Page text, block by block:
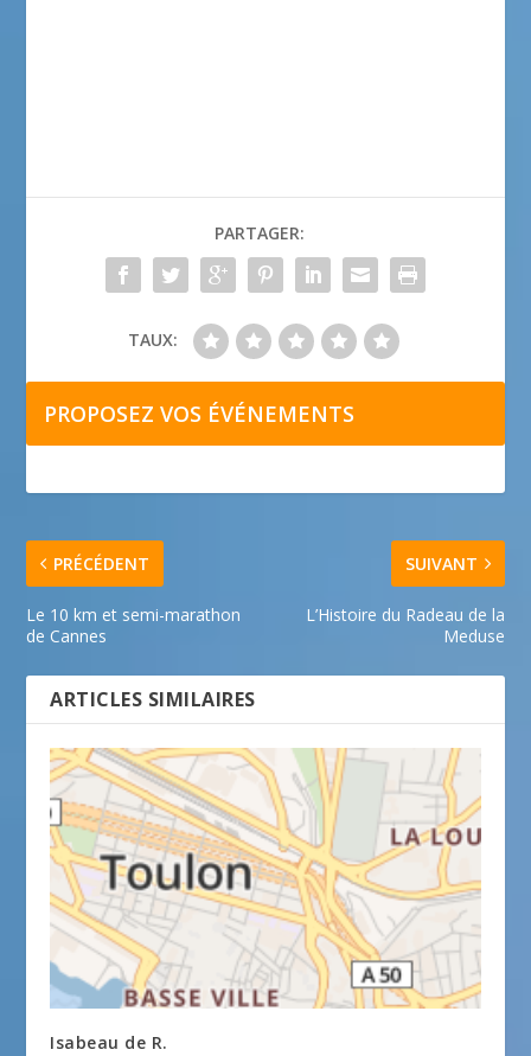
PARTAGER:
TAUX:
PROPOSEZ VOS ÉVÉNEMENTS
PRÉCÉDENT
Le 10 km et semi-marathon
de Cannes
SUIVANT
L’Histoire du Radeau de la
Meduse
ARTICLES SIMILAIRES
Isabeau de R.